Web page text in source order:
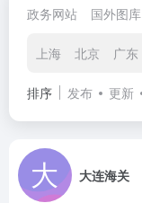
政务网站 国外图库
上海 北京 广东
排序 发布 更新
大连海关